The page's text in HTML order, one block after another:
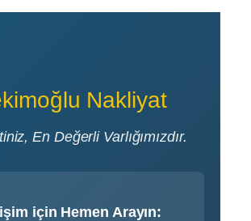
Nakliyat
En Değerli Varlığımızdır.
için Hemen Arayın: